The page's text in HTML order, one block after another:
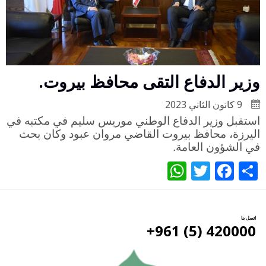
وزير الدفاع التقى محافظ بيروت.
استقبل وزير الدفاع الوطني موريس سليم في مكتبه في
اليرزة، محافظ بيروت القاضي مروان عبود وكان بحث
في الشؤون العامة.
Share
Facebook
Twitter
اتصل بنا
420000 (5) 961+